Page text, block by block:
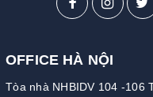
OFFICE HÀ NỘI
Tòa nhà NHBIDV 104 -106